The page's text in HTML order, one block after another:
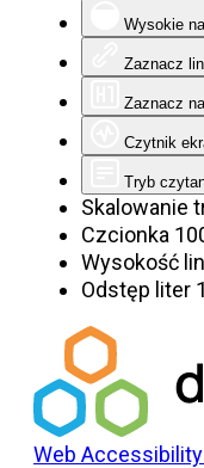
Wysokie
Zaznacz
Zaznacz
Czytnik
Tryb
Skalowanie
Czcionka
Wysokość
Odstęp liter
Web